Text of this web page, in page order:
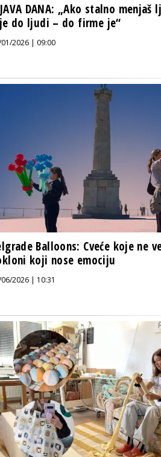
DANA: „Ako stalno menjaš
do ljudi – do firme je“
01/2026 | 09:00
Balloons: Cveće koje ne
koji nose emociju
2026 | 10:31